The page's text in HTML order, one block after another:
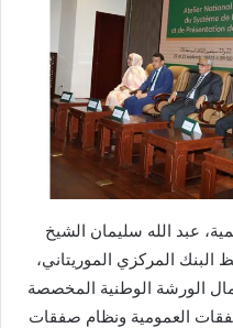
عبد الله سليمان الشيخ
البنك المركزي الموريتاني،
الورشة الوطنية المخصصة
العمومية ونظام صفقات